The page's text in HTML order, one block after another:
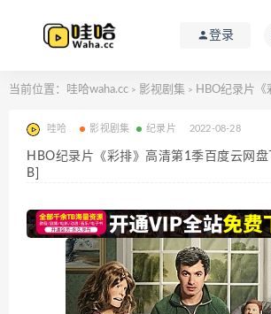
登录
当前位置： 哇哈waha.cc > 影视剧集 > HBO纪录片《彩排》高
哇哈 影视剧集 纪录片 2022-08-28
HBO纪录片《彩排》高清第1季百度云网
B]